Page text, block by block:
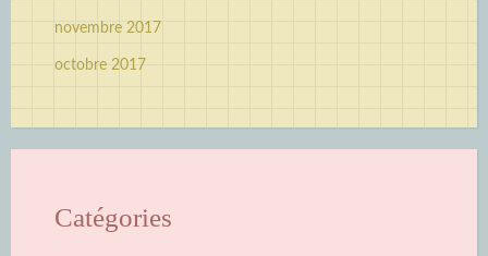
novembre 2017
octobre 2017
Catégories